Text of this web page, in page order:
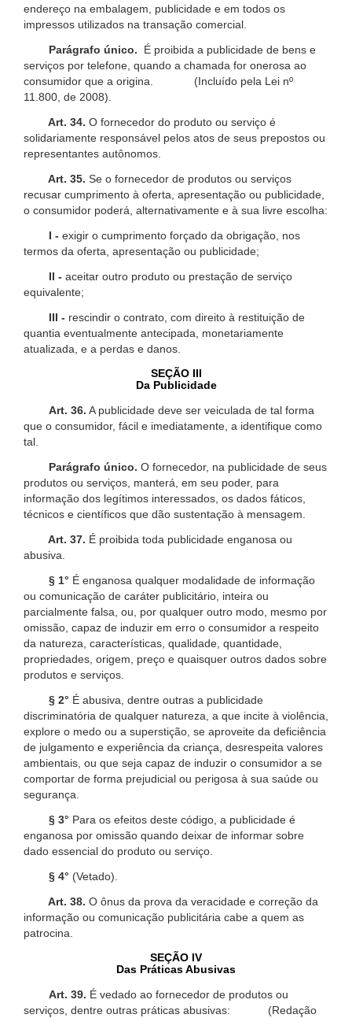
endereço na embalagem, publicidade e em todos os
impressos utilizados na transação comercial.
Parágrafo único.
É proibida a publicidade de bens e
serviços por telefone, quando a chamada for onerosa ao
consumidor que a origina. (Incluído pela Lei nº
11.800, de 2008).
Art. 34. O fornecedor do produto ou serviço é
solidariamente responsável pelos atos de seus prepostos ou
representantes autônomos.
Art. 35. Se o fornecedor de produtos ou serviços
recusar cumprimento à oferta, apresentação ou publicidade,
o consumidor poderá, alternativamente e à sua livre escolha:
I - exigir o cumprimento forçado da obrigação, nos
termos da oferta, apresentação ou publicidade;
II - aceitar outro produto ou prestação de serviço
equivalente;
III - rescindir o contrato, com direito à restituição de
quantia eventualmente antecipada, monetariamente
atualizada, e a perdas e danos.
SEÇÃO III
Da Publicidade
Art. 36. A publicidade deve ser veiculada de tal forma
que o consumidor, fácil e imediatamente, a identifique como
tal.
Parágrafo único. O fornecedor, na publicidade de seus
produtos ou serviços, manterá, em seu poder, para
informação dos legítimos interessados, os dados fáticos,
técnicos e científicos que dão sustentação à mensagem.
Art. 37. É proibida toda publicidade enganosa ou
abusiva.
§ 1° É enganosa qualquer modalidade de informação
ou comunicação de caráter publicitário, inteira ou
parcialmente falsa, ou, por qualquer outro modo, mesmo por
omissão, capaz de induzir em erro o consumidor a respeito
da natureza, características, qualidade, quantidade,
propriedades, origem, preço e quaisquer outros dados sobre
produtos e serviços.
§ 2° É abusiva, dentre outras a publicidade
discriminatória de qualquer natureza, a que incite à violência,
explore o medo ou a superstição, se aproveite da deficiência
de julgamento e experiência da criança, desrespeita valores
ambientais, ou que seja capaz de induzir o consumidor a se
comportar de forma prejudicial ou perigosa à sua saúde ou
segurança.
§ 3° Para os efeitos deste código, a publicidade é
enganosa por omissão quando deixar de informar sobre
dado essencial do produto ou serviço.
§ 4° (Vetado).
Art. 38. O ônus da prova da veracidade e correção da
informação ou comunicação publicitária cabe a quem as
patrocina.
SEÇÃO IV
Das Práticas Abusivas
Art. 39. É vedado ao fornecedor de produtos ou
serviços, dentre outras práticas abusivas: (Redação